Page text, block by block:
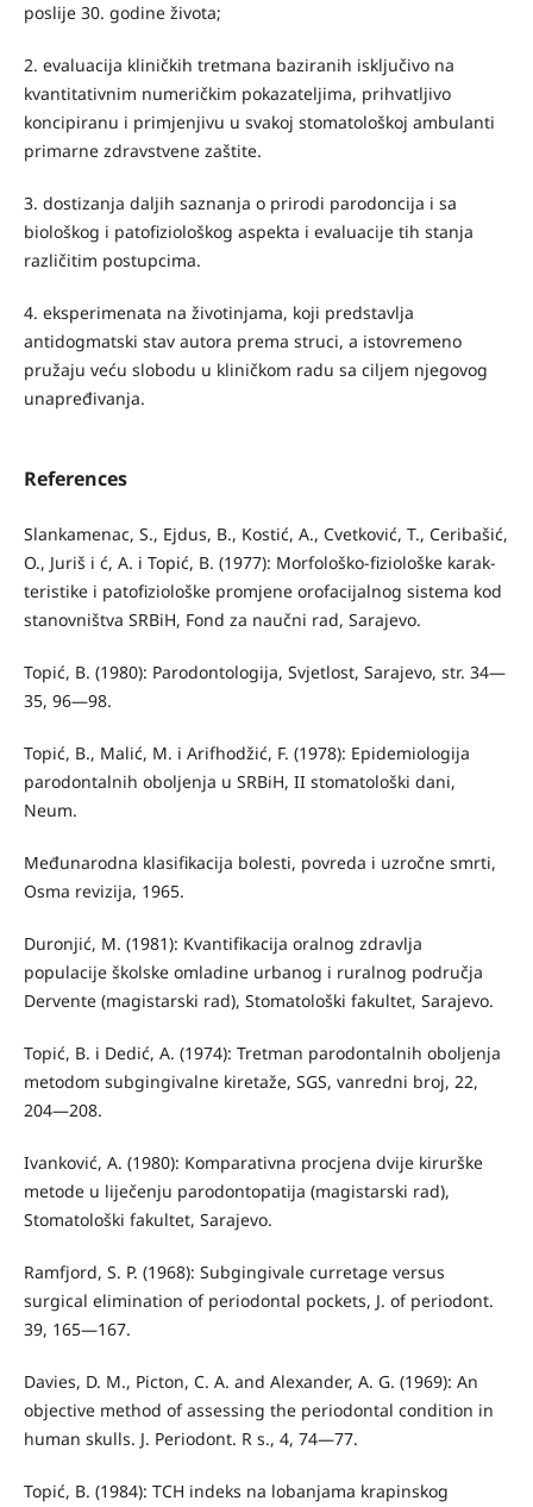
poslije 30. godine života;
2. evaluacija kliničkih tretmana baziranih isključivo na
kvantitativnim numeričkim pokazateljima, prihvatljivo
koncipiranu i primjenjivu u svakoj stomatološkoj ambulanti
primarne zdravstvene zaštite.
3. dostizanja daljih saznanja o prirodi parodoncija i sa
biološkog i patofiziološkog aspekta i evaluacije tih stanja
različitim postupcima.
4. eksperimenata na životinjama, koji predstavlja
antidogmatski stav autora prema struci, a istovremeno
pružaju veću slobodu u kliničkom radu sa ciljem njegovog
unapređivanja.
References
Slankamenac, S., Ejdus, B., Kostić, A., Cvetković, T., Ceribašić,
O., Juriš i ć, A. i Topić, B. (1977): Morfološko-fiziološke karak­
teristike i patofiziološke promjene orofacijalnog sistema kod
stanovništva SRBiH, Fond za naučni rad, Sarajevo.
Topić, B. (1980): Parodontologija, Svjetlost, Sarajevo, str. 34—
35, 96—98.
Topić, B., Malić, M. i Arifhodžić, F. (1978): Epidemiologija
paro­dontalnih oboljenja u SRBiH, II stomatološki dani,
Neum.
Međunarodna klasifikacija bolesti, povreda i uzročne smrti,
Osma revizija, 1965.
Duronjić, M. (1981): Kvantifikacija oralnog zdravlja
populacije školske omladine urbanog i ruralnog područja
Dervente (magistarski rad), Stomato­loški fakultet, Sarajevo.
Topić, B. i Dedić, A. (1974): Tretman parodontalnih oboljenja
metodom subgingivalne kiretaže, SGS, vanredni broj, 22,
204—208.
Ivanković, A. (1980): Komparativna procjena dvije kirurške
metode u liječenju parodontopatija (magistarski rad),
Stomatološki fakultet, Sarajevo.
Ramfjord, S. P. (1968): Subgingivale curretage versus
surgical elimination of periodontal pockets, J. of periodont.
39, 165—167.
Davies, D. M., Picton, C. A. and Alexander, A. G. (1969): An
objective method of assessing the periodontal condition in
human skulls. J. Perio­dont. R s., 4, 74—77.
Topić, B. (1984): TCH indeks na lobanjama krapinskog